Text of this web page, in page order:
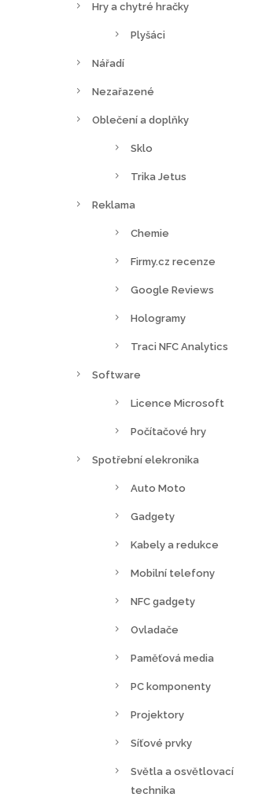
Hry a chytré hračky
Plyšáci
Nářadí
Nezařazené
Oblečení a doplňky
Sklo
Trika Jetus
Reklama
Chemie
Firmy.cz recenze
Google Reviews
Hologramy
Traci NFC Analytics
Software
Licence Microsoft
Počítačové hry
Spotřební elekronika
Auto Moto
Gadgety
Kabely a redukce
Mobilní telefony
NFC gadgety
Ovladače
Paměťová media
PC komponenty
Projektory
Síťové prvky
Světla a osvětlovací
technika